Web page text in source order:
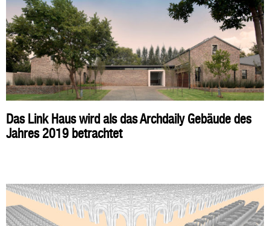
Das Link Haus wird als das Archdaily Gebäude des
Jahres 2019 betrachtet